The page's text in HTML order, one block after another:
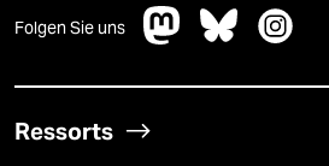
Folgen Sie uns
Ressorts